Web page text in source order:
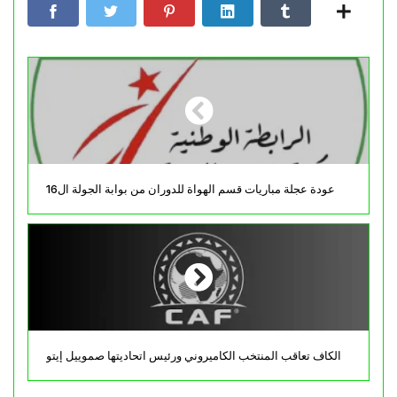
عودة عجلة مباريات قسم الهواة للدوران من بوابة الجولة ال16
الكاف تعاقب المنتخب الكاميروني ورئيس اتحاديتها صموييل إيتو